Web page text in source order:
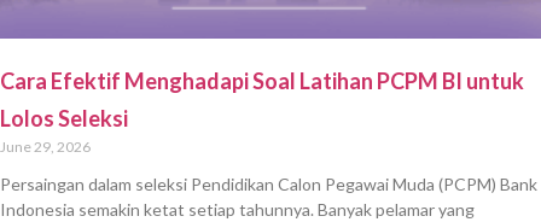
Cara Efektif Menghadapi Soal Latihan PCPM BI untuk
Lolos Seleksi
June 29, 2026
Persaingan dalam seleksi Pendidikan Calon Pegawai Muda (PCPM) Bank
Indonesia semakin ketat setiap tahunnya. Banyak pelamar yang